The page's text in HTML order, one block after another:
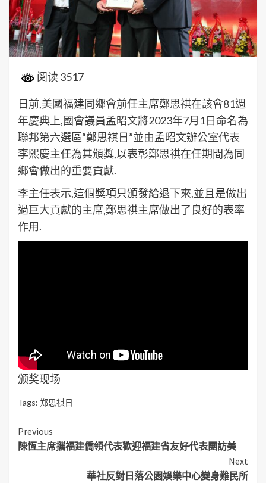
阅读 3517
日前,美國福建同鄉會前任主席鄭思祺在該會81週
年慶典上,國會議員孟昭文將2023年7月1日命名為
聯邦第六選區“鄭思祺日”並由孟昭文辦公室代表
李熙慶主任為其頒獎,以表彰鄭思祺在任期間為同
鄉會做出的重要貢獻.
李主任表示,這個獎項只頒發給退下來,並且是做出
過巨大貢獻的主席,鄭思祺主席做出了良好的表率
作用.
颁奖现场
Tags: 郑思祺日
Continue
Reading
Previous
陳恆主席攜福建僑領代表歡迎福建省友好代表團訪美
Next
華社反對日落公園娛樂中心變身難民所